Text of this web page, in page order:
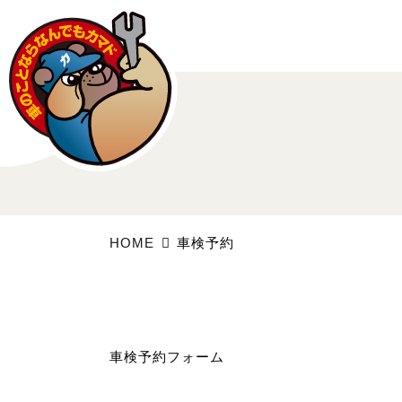
HOME 車検予約
車検予約フォーム